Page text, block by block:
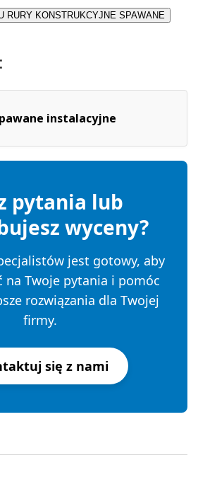
instalacyjne
pytania lub
wyceny?
jest gotowy, aby
na Twoje pytania i pomóc
rozwiązania dla Twojej
firmy.
się z nami